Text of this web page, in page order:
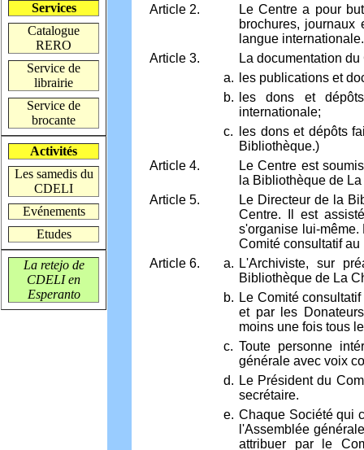
Services
Catalogue
RERO
Service de
librairie
Service de
brocante
Activités
Les samedis du
CDELI
Evénements
Etudes
La retejo de
CDELI en
Esperanto
Article 2.
Le Centre a pour
brochures, journaux
langue internationale.
Article 3.
La documentation
a.
les publications et
b.
les dons et
internationale;
c.
les dons et dépôts
Bibliothèque.)
Article 4.
Le Centre est
la Bibliothèque de
Article 5.
Le Directeur de la
Centre. Il est
s'organise lui-même.
Comité consultatif
Article 6.
a. L'Archiviste, sur
Bibliothèque de La
b. Le Comité
et par les
moins une fois tous
c. Toute personne
générale avec voix
d. Le Président du
secrétaire.
e. Chaque Société qui
l'Assemblée
attribuer par le